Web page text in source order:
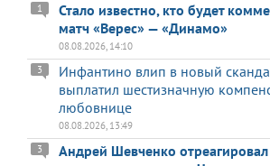
Стало известно, кто будет
матч «Верес» — «Динамо»
1
08.08.2026, 14:10
Инфантино влип в новый
выплатил шестизначную
любовнице
3
08.08.2026, 13:49
Андрей Шевченко
3